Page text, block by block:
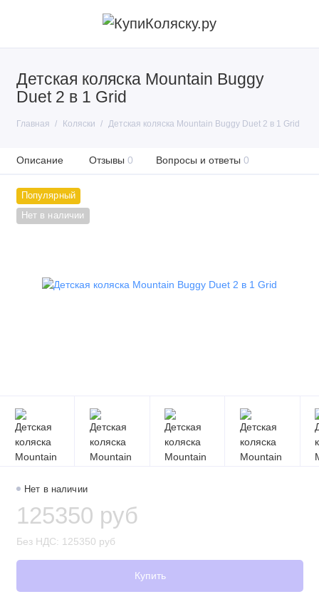
Детская коляска Mountain Buggy
Duet 2 в 1 Grid
Главная Коляски Детская коляска Mountain Buggy Duet 2 в 1 Grid
Описание Отзывы 0 Вопросы и ответы 0
Популярный
Нет в наличии
Нет в наличии
125350 руб
Без НДС: 125350 руб
Купить